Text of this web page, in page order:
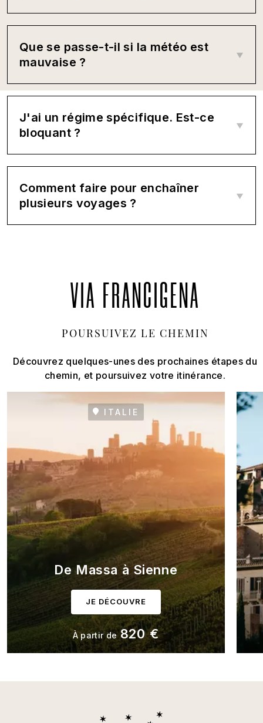
Que se passe-t-il si la météo est
mauvaise ?
J'ai un régime spécifique. Est-ce
bloquant ?
Comment faire pour enchaîner
plusieurs voyages ?
VIA FRANCIGENA
POURSUIVEZ LE CHEMIN
Découvrez quelques-unes des prochaines étapes du
chemin, et poursuivez votre itinérance.
ITALIE
De Massa à Sienne
JE DÉCOUVRE
À partir de 820 €